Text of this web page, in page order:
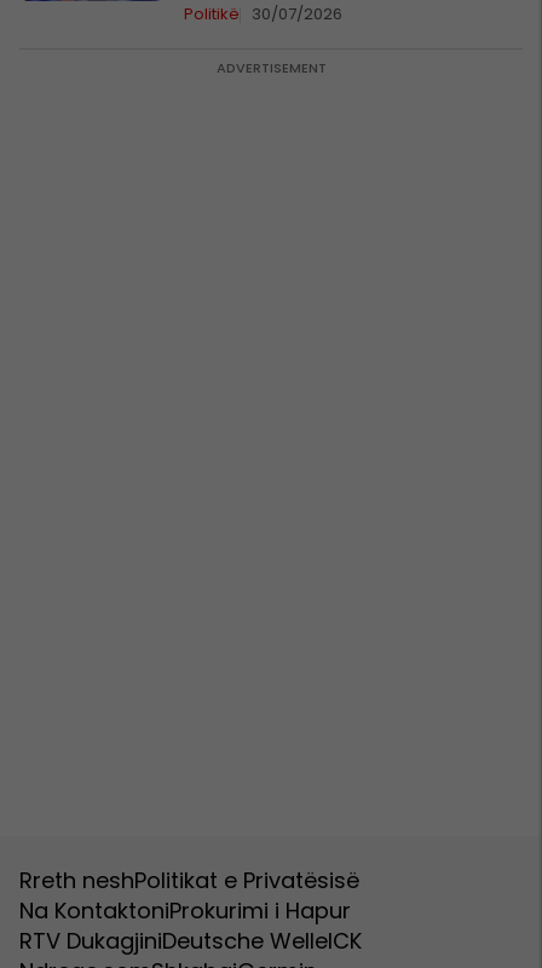
Politikë 30/07/2026
Rreth neshPolitikat e Privatësisë
Na KontaktoniProkurimi i Hapur
RTV DukagjiniDeutsche WelleICK